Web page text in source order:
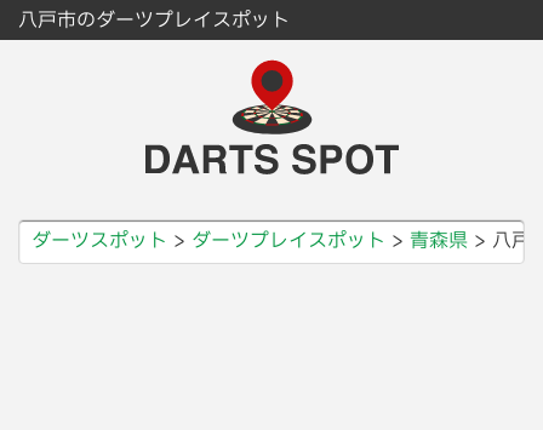
八戸市のダーツプレイスポット
ダーツスポット ダーツプレイスポット 青森県 八戸